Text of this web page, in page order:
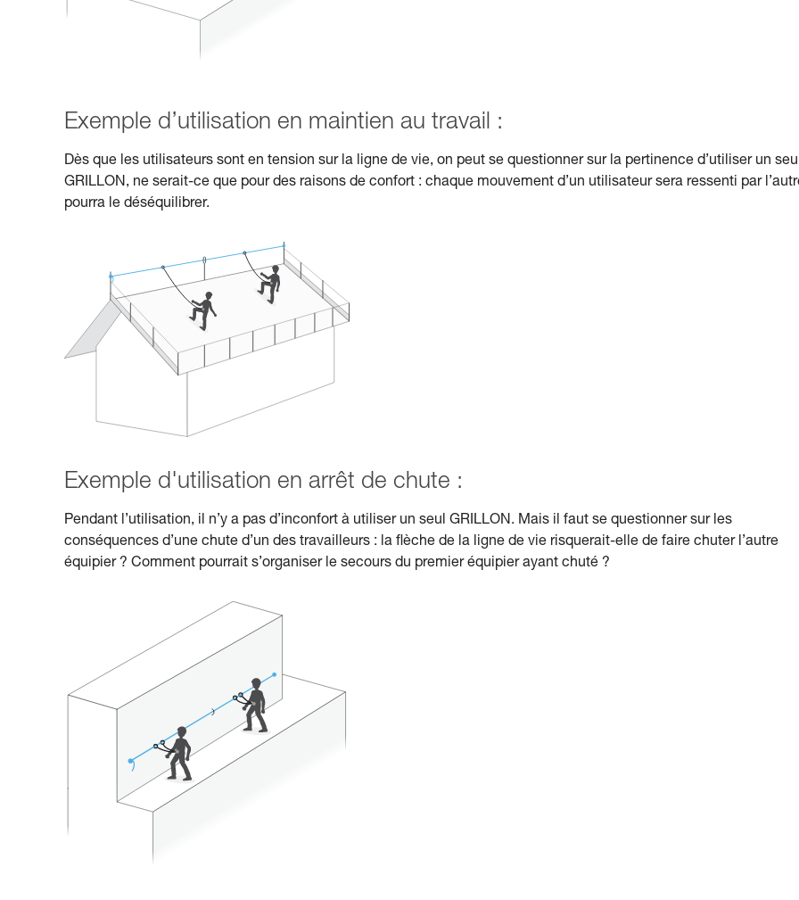
Exemple d’utilisation en maintien au travail :
Dès que les utilisateurs sont en tension sur la ligne de vie, on peut se questionner sur la pertinence d’utiliser un
GRILLON, ne serait-ce que pour des raisons de confort : chaque mouvement d’un utilisateur sera ressenti par
pourra le déséquilibrer.
Exemple d'utilisation en arrêt de chute :
Pendant l’utilisation, il n’y a pas d’inconfort à utiliser un seul GRILLON. Mais il faut se questionner sur les
conséquences d’une chute d’un des travailleurs : la flèche de la ligne de vie risquerait-elle de faire chuter l’autre
équipier ? Comment pourrait s’organiser le secours du premier équipier ayant chuté ?